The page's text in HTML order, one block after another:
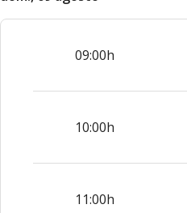
09:00h
10:00h
11:00h